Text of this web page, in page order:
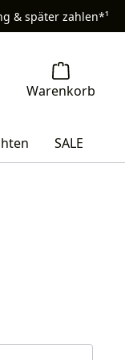
& später zahlen*¹
SALE